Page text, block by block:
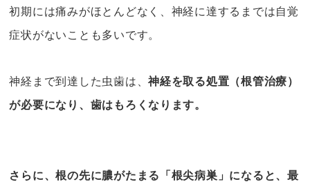
初期には痛みがほとんどなく、神経に達するまでは自覚
症状がないことも多いです。
神経まで到達した虫歯は、神経を取る処置（根管治療）
が必要になり、歯はもろくなります。
さらに、根の先に膿がたまる「根尖病巣」になると、最